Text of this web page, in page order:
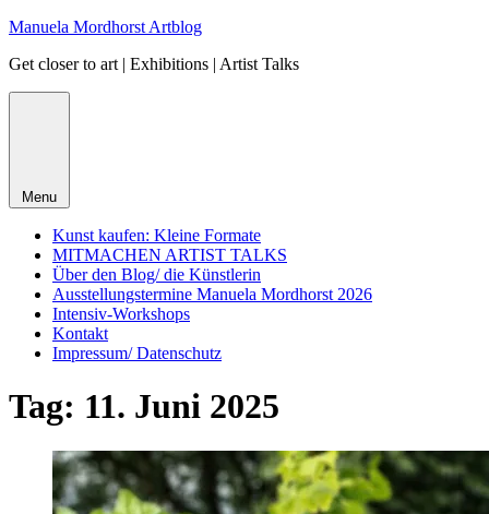
Skip
content
Manuela Mordhorst Artblog
Get closer to art | Exhibitions | Artist Talks
Menu
Kunst kaufen: Kleine Formate
MITMACHEN ARTIST TALKS
Über den Blog/ die Künstlerin
Ausstellungstermine Manuela Mordhorst 2026
Intensiv-Workshops
Kontakt
Impressum/ Datenschutz
Tag: 11. Juni 2025